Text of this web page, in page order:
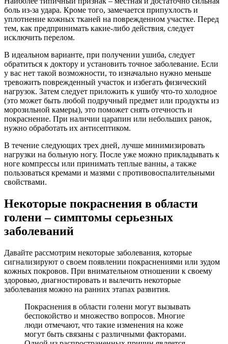
боль из-за удара. Кроме того, замечается припухлость и
уплотнение кожных тканей на поврежденном участке. Перед
тем, как предпринимать какие-либо действия, следует
исключить перелом.
В идеальном варианте, при получении ушиба, следует
обратиться к доктору и установить точное заболевание. Если
у вас нет такой возможности, то изначально нужно меньше
тревожить поврежденный участок и избегать физический
нагрузок. Затем следует приложить к ушибу что-то холодное
(это может быть любой подручный предмет или продукты из
морозильной камеры), это поможет снять отечность и
покраснение. При наличии царапин или небольших ранок,
нужно обработать их антисептиком.
В течение следующих трех дней, лучше минимизировать
нагрузки на больную ногу. После уже можно прикладывать к
ноге компрессы или принимать теплые ванны, а также
пользоваться кремами и мазями с противовоспалительными
свойствами.
Некоторые покраснения в области
голени – симптомы серьезных
заболеваний
Давайте рассмотрим некоторые заболевания, которые
сигнализируют о своем появлении покраснениями или зудом
кожных покровов. При внимательном отношении к своему
здоровью, диагностировать и вылечить некоторые
заболевания можно на ранних этапах развития.
Покраснения в области голени могут вызывать
беспокойство и множество вопросов. Многие
люди отмечают, что такие изменения на коже
могут быть связаны с различными факторами.